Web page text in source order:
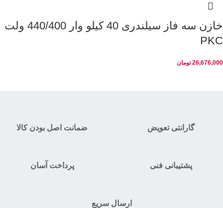
خازن سه فاز سیلندری 40 کیلو وار 440/400 ولت
PKC
26,676,000 تومان
ضمانت اصل بودن کالا گارانتی تعویض
پرداخت آسان پشتیبانی فنی
ارسال سریع